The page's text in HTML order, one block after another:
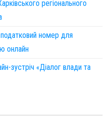
регіонального
номер для
онлайн
зустріч «Діалог влади та